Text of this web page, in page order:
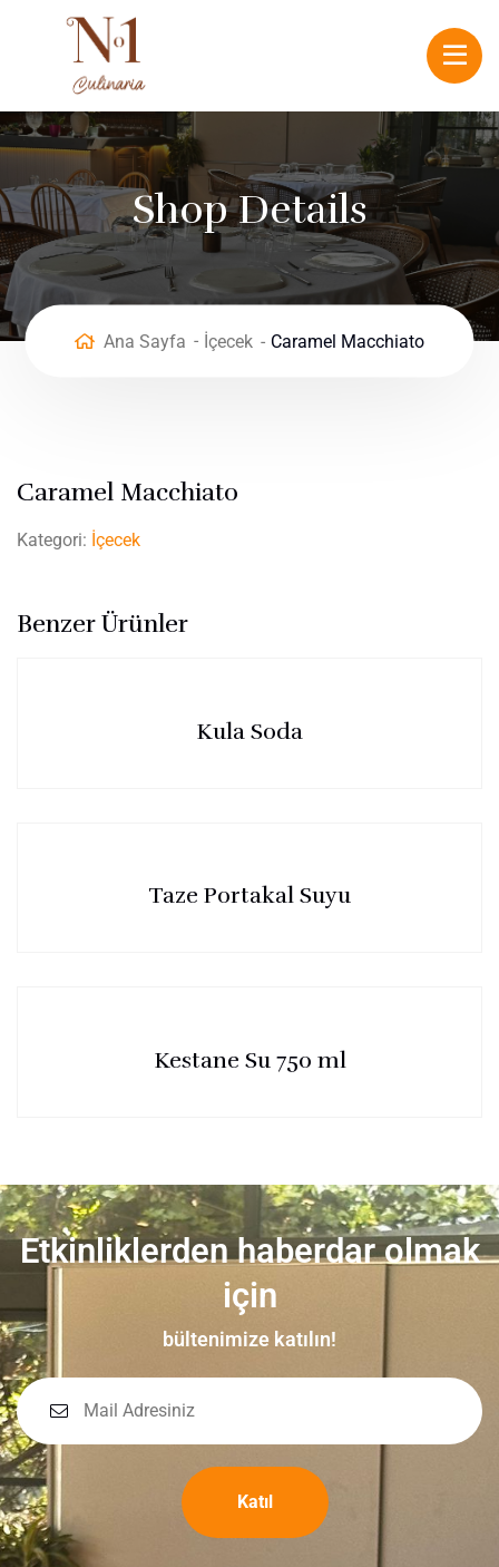
Shop Details
Ana Sayfa İçecek Caramel Macchiato
Caramel Macchiato
Kategori: İçecek
Benzer Ürünler
Kula Soda
Taze Portakal Suyu
Kestane Su 750 ml
Etkinliklerden haberdar olmak
için
bültenimize katılın!
Katıl